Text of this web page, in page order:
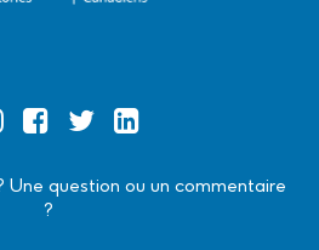
Une question ou un commentaire
?